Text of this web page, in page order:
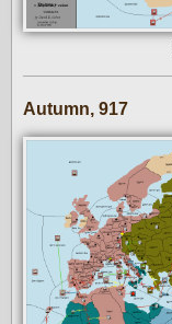
Autumn, 917